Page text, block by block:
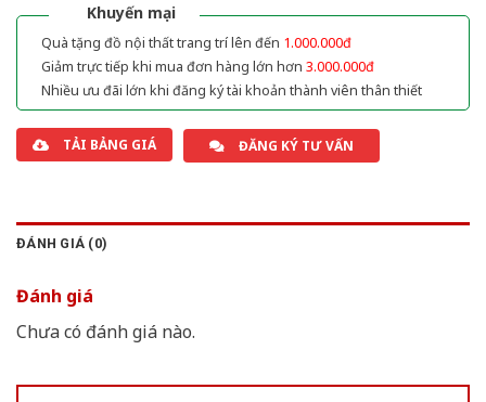
Khuyến mại
Quà tặng đồ nội thất trang trí lên đến 1.000.000đ
Giảm trực tiếp khi mua đơn hàng lớn hơn 3.000.000đ
Nhiều ưu đãi lớn khi đăng ký tài khoản thành viên thân thiết
TẢI BẢNG GIÁ ĐĂNG KÝ TƯ VẤN
ĐÁNH GIÁ (0)
Đánh giá
Chưa có đánh giá nào.